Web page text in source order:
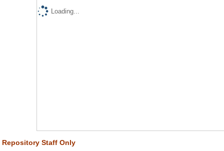
Loading...
Repository Staff Only